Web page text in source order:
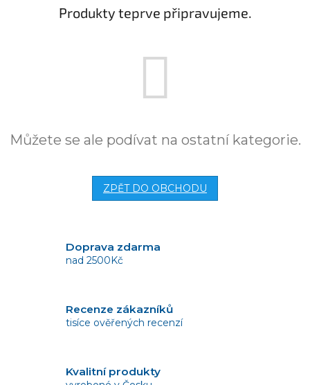
Produkty teprve připravujeme.
Můžete se ale podívat na ostatní kategorie.
ZPĚT DO OBCHODU
Doprava zdarma
nad 2500Kč
Recenze zákazníků
tisíce ověřených recenzí
Kvalitní produkty